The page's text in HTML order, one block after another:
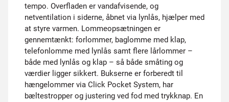
tempo. Overfladen er vandafvisende, og
netventilation i siderne, åbnet via lynlås, hjælper med
at styre varmen. Lommeopsætningen er
gennemtænkt: forlommer, baglomme med klap,
telefonlomme med lynlås samt flere lårlommer –
både med lynlås og klap – så både småting og
værdier ligger sikkert. Bukserne er forberedt til
hængelommer via Click Pocket System, har
bæltestropper og justering ved fod med trykknap. En